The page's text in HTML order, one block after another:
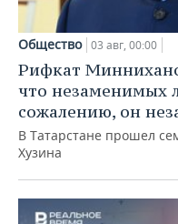
Общество 03 авг, 00:00
Рифкат
что незаменимых
сожалению, он
В Татарстане прошел
Хузина